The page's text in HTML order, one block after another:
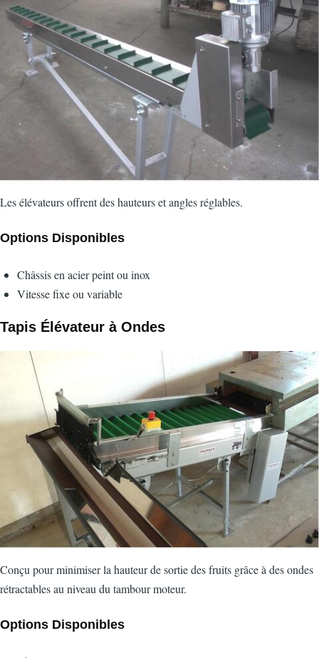
Les élévateurs offrent des hauteurs et angles réglables.
Options Disponibles
Châssis en acier peint ou inox
Vitesse fixe ou variable
Tapis Élévateur à Ondes
Conçu pour minimiser la hauteur de sortie des fruits grâce à des ondes
rétractables au niveau du tambour moteur.
Options Disponibles